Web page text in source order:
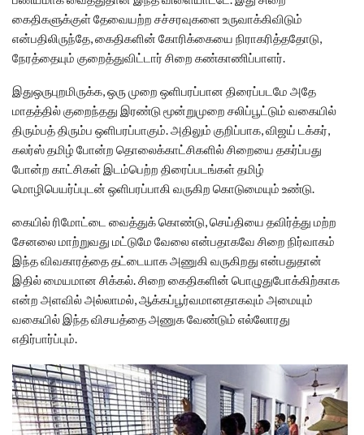
கைதிகளுக்குள் தேவையற்ற சச்சரவுகளை உருவாக்கிவிடும்
என்பதிலிருந்தே, கைதிகளின் கோரிக்கையை நிராகரித்ததோடு,
நேரத்தையும் குறைத்துவிட்டார் சிறை கண்காணிப்பாளர்.
இதுஒருபுறமிருக்க, ஒரு முறை ஒளிபரப்பான திரைப்படமே அதே
மாதத்தில் குறைந்தது இரண்டு மூன்றுமுறை சலிப்பூட்டும் வகையில்
திரும்பத் திரும்ப ஒளிபரப்பாகும். அதிலும் குறிப்பாக, விஜய் டக்கர்,
கலர்ஸ் தமிழ் போன்ற தொலைக்காட்சிகளில் சிறையை தகர்ப்பது
போன்ற காட்சிகள் இடம்பெற்ற திரைப்படங்கள் தமிழ்
மொழிபெயர்ப்புடன் ஒளிபரப்பாகி வருகிற கொடுமையும் உண்டு.
கையில் ரிமோட்டை வைத்துக் கொண்டு, செய்தியை தவிர்த்து மற்ற
சேனலை மாற்றுவது மட்டுமே வேலை என்பதாகவே சிறை நிர்வாகம்
இந்த விவகாரத்தை தட்டையாக அணுகி வருகிறது என்பதுதான்
இதில் மையமான சிக்கல். சிறை கைதிகளின் பொழுதுபோக்கிற்காக
என்ற அளவில் அல்லாமல், ஆக்கப்பூர்வமானதாகவும் அமையும்
வகையில் இந்த விசயத்தை அணுக வேண்டும் எல்லோரது
எதிர்பார்ப்பும்.